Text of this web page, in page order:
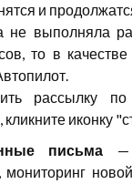
и
не выполняла
то в
рассылку
кликните иконку
письма —
мониторинг